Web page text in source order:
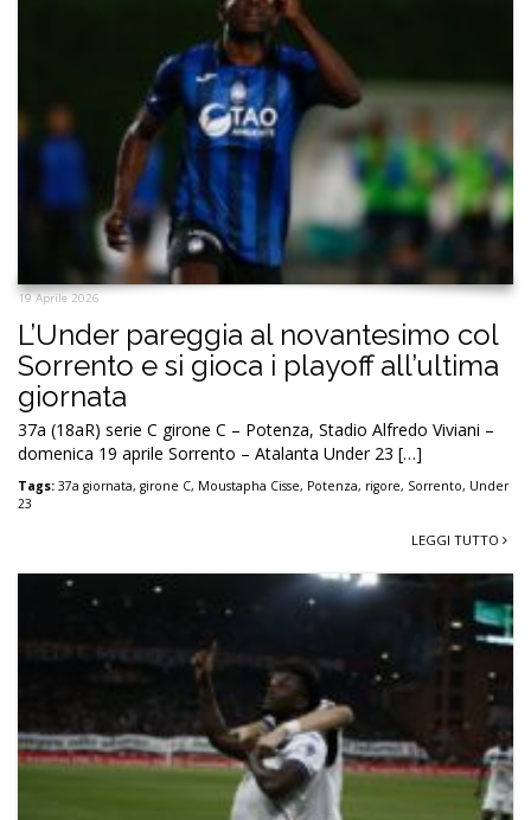
19 Aprile 2026
L’Under pareggia al novantesimo col
Sorrento e si gioca i playoff all’ultima
giornata
37a (18aR) serie C girone C – Potenza, Stadio Alfredo Viviani –
domenica 19 aprile Sorrento – Atalanta Under 23 […]
Tags: 37a giornata, girone C, Moustapha Cisse, Potenza, rigore, Sorrento, Under
23
LEGGI TUTTO